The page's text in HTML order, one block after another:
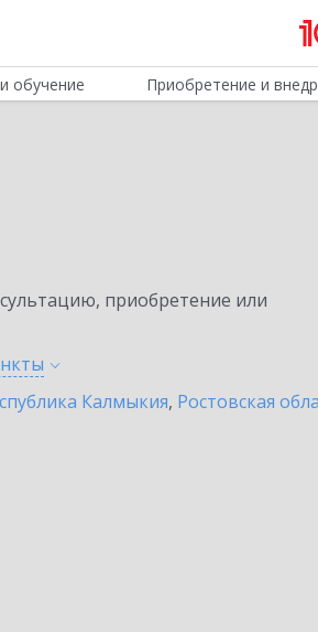
обучение Приобретение и
приобретение или
Калмыкия, Ростовская